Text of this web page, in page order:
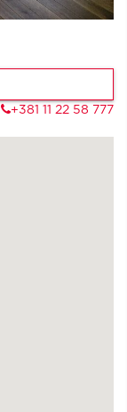
+381 11 22 58 777